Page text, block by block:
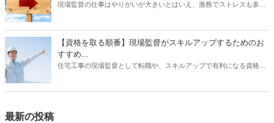
現場監督の仕事はやりがいが大きいとはいえ、激務でストレスも多い
る動機になるでしょう。 では、現場監督から転職したいと思うとき、
どのような仕事を選ぶとよいでしょうか？ もちろんやりたい仕事があ
るならその業種への転職を目指すべきです。 しかし、何度も転職を重
【資格を取る順番】現場監督がスキルアップするためのお
すすめ...
住宅工事の現場監督として転職や、スキルアップで有利になる資格に
最新の投稿